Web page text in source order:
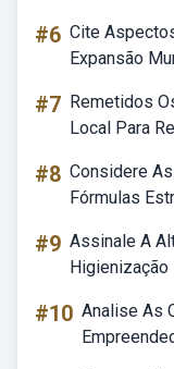
#6 Cite
Expansão
#7 Remetidos
Local Para
#8 Considere
Fórmulas
#9 Assinale A
#10 Analise As